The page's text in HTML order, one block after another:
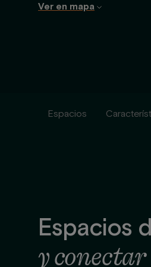
Ver en mapa
Espacios
Espacios
y conectar